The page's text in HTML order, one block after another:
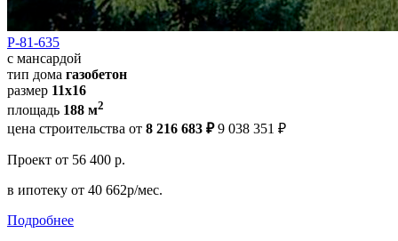
Р-81-635
с мансардой
тип дома газобетон
размер 11x16
площадь 188 м2
цена строительства от 8 216 683 ₽ 9 038 351 ₽
Проект от 56 400 р.
в ипотеку от 40 662р/мес.
Подробнее